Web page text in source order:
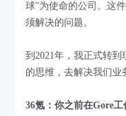
球”为使命的公司。这
须解决的问题。
到2021年，我正式转
的思维，去解决我们业
36氪：你之前在Gore